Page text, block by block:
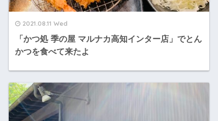
2021.08.11 Wed
「かつ処 季の屋 マルナカ高知インター店」でとん
かつを食べて来たよ